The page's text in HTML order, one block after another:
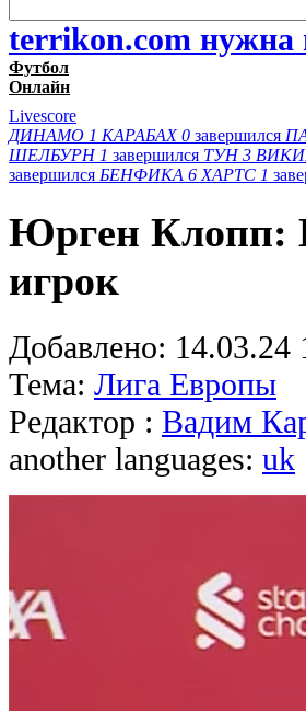
terrikon.com нужна
Футбол
Онлайн
Livescore
ДИНАМО 1 КАРАБАХ 0 завершился
ШЕЛБУРН 1 завершился ТУН 3
завершился БЕНФИКА 6 ХАРТС 1
Юрген Клопп:
игрок
Добавлено: 14.03.24
Тема: Лига Европы
Редактор : Вадим
another languages: uk